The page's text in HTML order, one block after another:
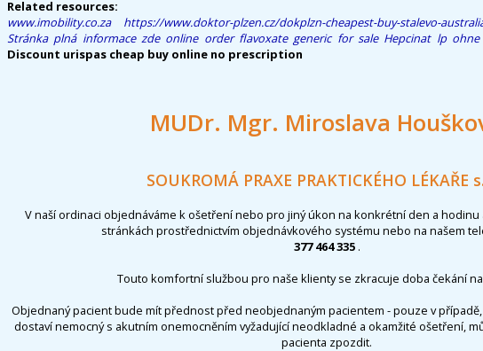
Related resources:
www.imobility.co.za
https://www.doktor-plzen.cz/dokplzn-cheapest-buy-stalevo-
Stránka plná informace zde online order flavoxate generic for sale Hepcinat lp
Discount urispas cheap buy online no prescription
MUDr. Mgr. Miroslava
SOUKROMÁ PRAXE PRAKTICKÉHO LÉKAŘE
V naší ordinaci objednáváme k ošetření nebo pro jiný úkon na konkrétní den a hodinu
stránkách prostřednictvím objednávkového systému nebo na našem
377 464 335 .
Touto komfortní službou pro naše klienty se zkracuje doba čekání
Objednaný pacient bude mít přednost před neobjednaným pacientem - pouze v
dostaví nemocný s akutním onemocněním vyžadující neodkladné a okamžité ošetření,
pacienta zpozdit.